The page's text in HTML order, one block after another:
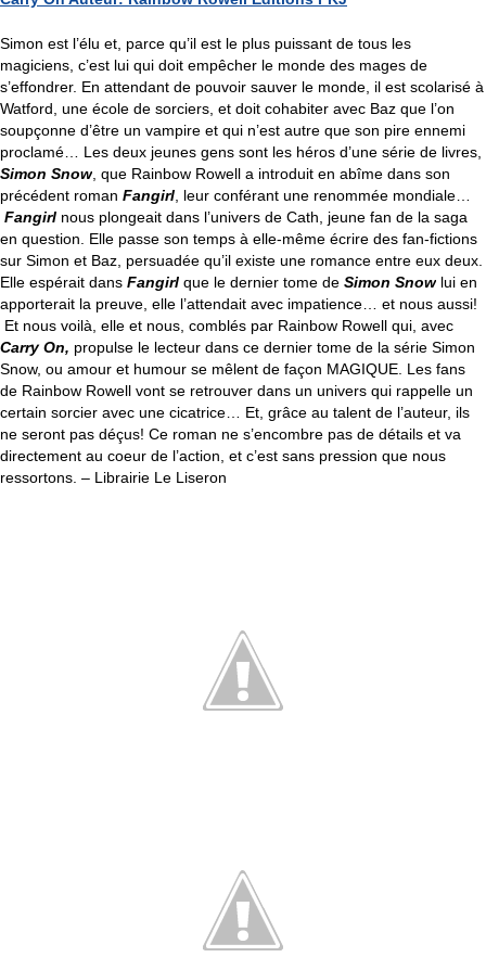
Simon est l’élu et, parce qu’il est le plus puissant de tous les
magiciens, c’est lui qui doit empêcher le monde des mages de
s’effondrer. En attendant de pouvoir sauver le monde, il est scolarisé à
Watford, une école de sorciers, et doit cohabiter avec Baz que l’on
soupçonne d’être un vampire et qui n’est autre que son pire ennemi
Simon Snow, que Rainbow Rowell a introduit en abîme dans son
précédent roman Fangirl, leur conférant une renommée mondiale…
Fangirl nous plongeait dans l’univers de Cath, jeune fan de la saga
en question. Elle passe son temps à elle-même écrire des fan-fictions
sur Simon et Baz, persuadée qu’il existe une romance entre eux deux.
Elle espérait dans Fangirl que le dernier tome de Simon Snow lui en
apporterait la preuve, elle l’attendait avec impatience… et nous aussi!
Carry On, propulse le lecteur dans ce dernier tome de la série Simon
Snow, ou amour et humour se mêlent de façon MAGIQUE. Les fans
de Rainbow Rowell vont se retrouver dans un univers qui rappelle un
certain sorcier avec une cicatrice… Et, grâce au talent de l’auteur, ils
ne seront pas déçus! Ce roman ne s’encombre pas de détails et va
directement au coeur de l’action, et c’est sans pression que nous
ressortons. – Librairie Le Liseron